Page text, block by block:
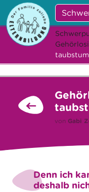
Angebote
Veranstaltungen
Service
von Gabi
Denn ich
deshalb